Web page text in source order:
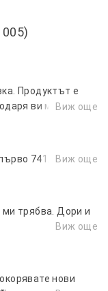
Продуктът е
ви много и ви
Виж още
741.
Виж още
ми трябва. Дори и
Виж още
нови